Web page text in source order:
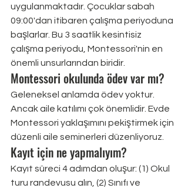
uygulanmaktadır. Çocuklar sabah
09:00'dan itibaren çalışma periyoduna
başlarlar. Bu 3 saatlik kesintisiz
çalışma periyodu, Montessori'nin en
önemli unsurlarından biridir.
Montessori okulunda ödev var mı?
Geleneksel anlamda ödev yoktur.
Ancak aile katılımı çok önemlidir. Evde
Montessori yaklaşımını pekiştirmek için
düzenli aile seminerleri düzenliyoruz.
Kayıt için ne yapmalıyım?
Kayıt süreci 4 adımdan oluşur: (1) Okul
turu randevusu alın, (2) Sınıfı ve